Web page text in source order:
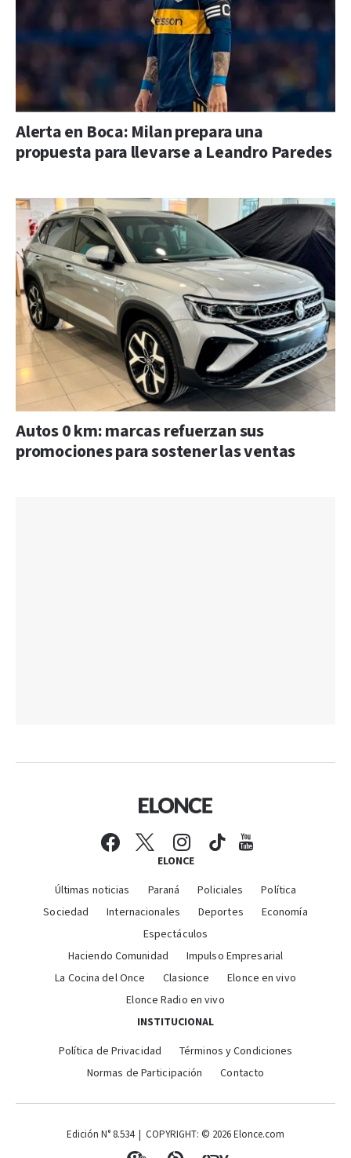
Alerta en Boca: Milan prepara una
propuesta para llevarse a Leandro Paredes
Autos 0 km: marcas refuerzan sus
promociones para sostener las ventas
ELONCE
Últimas noticias Paraná Policiales
Política
Sociedad
Internacionales Deportes
Economía
Espectáculos
Haciendo Comunidad
Impulso Empresarial
La Cocina del Once
Clasionce
Elonce en vivo
Elonce Radio en vivo
INSTITUCIONAL
Política de Privacidad
Términos y Condiciones
Normas de Participación
Contacto
Edición N° 8.534 | COPYRIGHT: © 2026 Elonce.com